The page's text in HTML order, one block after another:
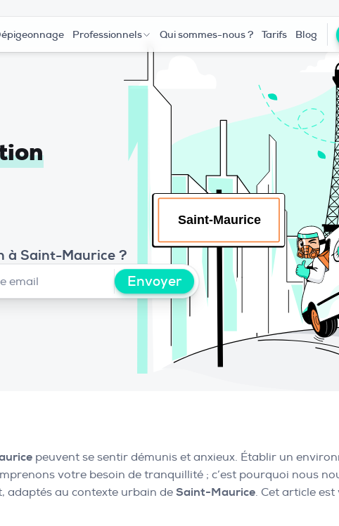
Professionnels Qui sommes-nous ? Tarifs Blog
à Saint-Maurice ?
Envoyer
peuvent se sentir démunis et anxieux. Établir un
votre besoin de tranquillité ; c’est pourquoi nous
adaptés au contexte urbain de Saint-Maurice. Cet article